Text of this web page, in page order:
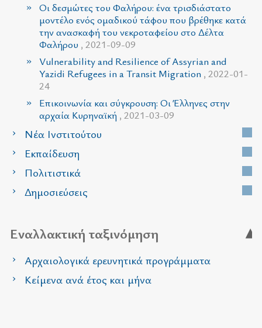
Οι δεσμώτες του Φαλήρου: ένα τρισδιάστατο
μοντέλο ενός ομαδικού τάφου που βρέθηκε κατά
την ανασκαφή του νεκροταφείου στο Δέλτα
Φαλήρου , 2021-09-09
Vulnerability and Resilience of Assyrian and
Yazidi Refugees in a Transit Migration , 2022-01-
24
Επικοινωνία και σύγκρουση: Οι Έλληνες στην
αρχαία Κυρηναϊκή , 2021-03-09
Νέα Ινστιτούτου
Εκπαίδευση
Πολιτιστικά
Δημοσιεύσεις
Εναλλακτική ταξινόμηση
Αρχαιολογικά ερευνητικά προγράμματα
Κείμενα ανά έτος και μήνα